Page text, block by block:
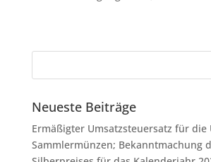
Neueste Beiträge
Ermäßigter Umsatzsteuersatz für die
Sammlermünzen; Bekanntmachung